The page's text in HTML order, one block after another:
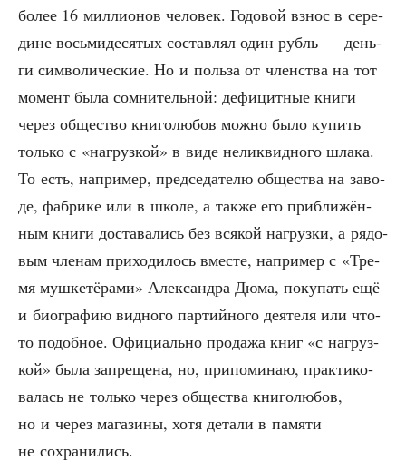
более 16 мил­ли­о­нов чело­век. Годо­вой взнос в сере­
дине вось­ми­де­ся­тых состав­лял один рубль — день­
ги сим­во­ли­че­ские. Но и поль­за от член­ства на тот
момент была сомни­тель­ной: дефи­цит­ные кни­ги
через обще­ство кни­го­лю­бов мож­но было купить
толь­ко с «нагруз­кой» в виде нелик­вид­но­го шла­ка.
То есть, напри­мер, пред­се­да­те­лю обще­ства на заво­
де, фаб­ри­ке или в шко­ле, а так­же его при­бли­жён­
ным кни­ги доста­ва­лись без вся­кой нагруз­ки, а рядо­
вым чле­нам при­хо­ди­лось вме­сте, напри­мер с «Тре­
мя муш­ке­тё­ра­ми» Алек­сандра Дюма, поку­пать ещё
и био­гра­фию вид­но­го пар­тий­но­го дея­те­ля или что-
то подоб­ное. Офи­ци­аль­но про­да­жа книг «с нагруз­
кой» была запре­ще­на, но, при­по­ми­наю, прак­ти­ко­
ва­лась не толь­ко через обще­ства кни­го­лю­бов,
но и через мага­зи­ны, хотя дета­ли в памя­ти
не сохранились.